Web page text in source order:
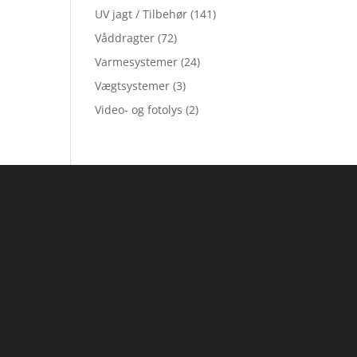
UV jagt / Tilbehør (141)
Våddragter (72)
Varmesystemer (24)
Vægtsystemer (3)
Video- og fotolys (2)